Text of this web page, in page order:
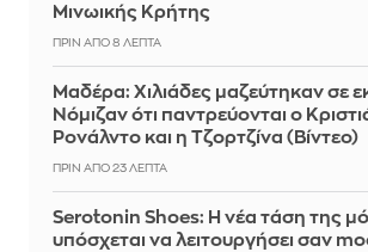
Μινωικής Κρήτης
ΠΡΙΝ ΑΠΌ 8 ΛΕΠΤΆ
Μαδέρα: Χιλιάδες μαζεύτηκαν σε
Νόμιζαν ότι παντρεύονται ο
Ρονάλντο και η Τζορτζίνα (Βίντεο)
ΠΡΙΝ ΑΠΌ 23 ΛΕΠΤΆ
Serotonin Shoes: Η νέα τάση της
υπόσχεται να λειτουργήσει σαν